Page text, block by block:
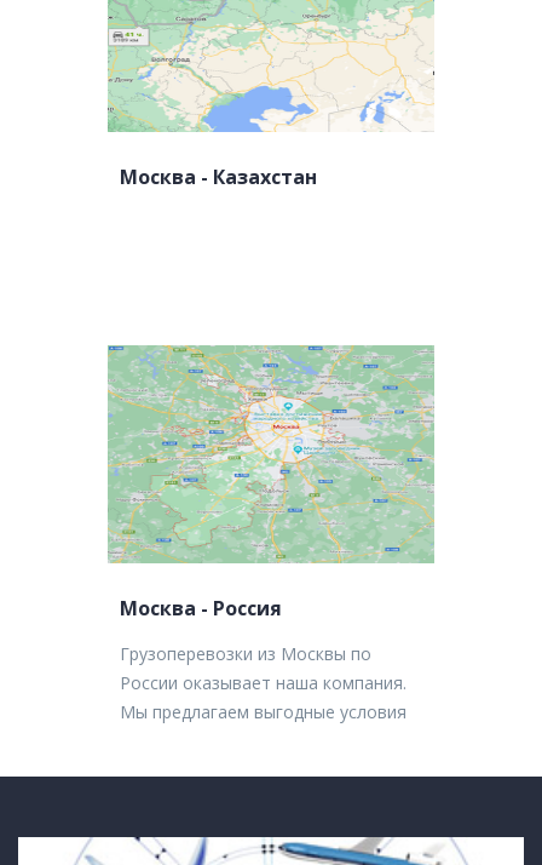
Москва - Казахстан
Москва - Россия
Грузоперевозки из Москвы по
России оказывает наша компания.
Мы предлагаем выгодные условия
быстро доставить товар.